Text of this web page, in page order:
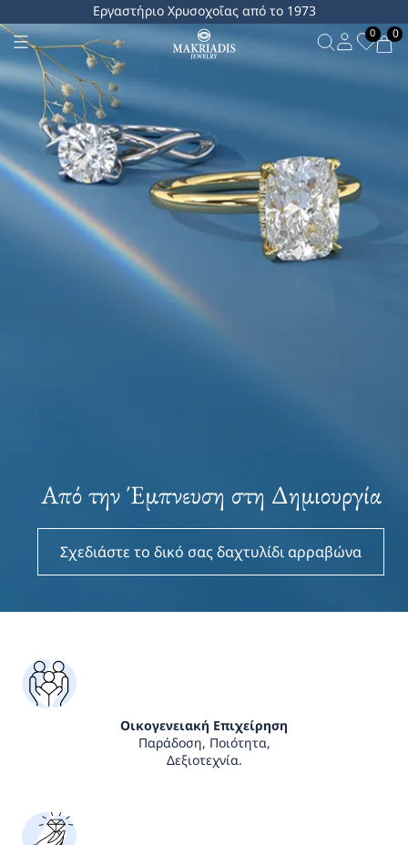
Εργαστήριο Χρυσοχοΐας από το 1973
0 0
Από την Έμπνευση στη Δημιουργία
Σχεδιάστε το δικό σας δαχτυλίδι αρραβώνα
Οικογενειακή Επιχείρηση
Παράδοση, Ποιότητα,
Δεξιοτεχνία.